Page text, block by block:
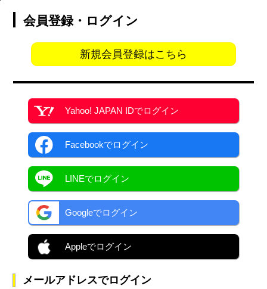
会員登録・ログイン
新規会員登録はこちら
Yahoo! JAPAN IDでログイン
Facebookでログイン
LINEでログイン
Googleでログイン
Appleでログイン
メールアドレスでログイン